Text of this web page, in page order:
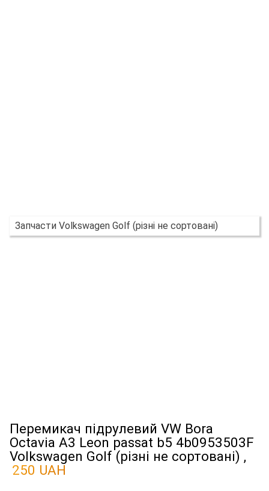
Запчасти Volkswagen Golf (різні не сортовані)
Перемикач підрулевий VW Bora
Octavia A3 Leon passat b5 4b0953503F
Volkswagen Golf (різні не сортовані) ,
250 UAH